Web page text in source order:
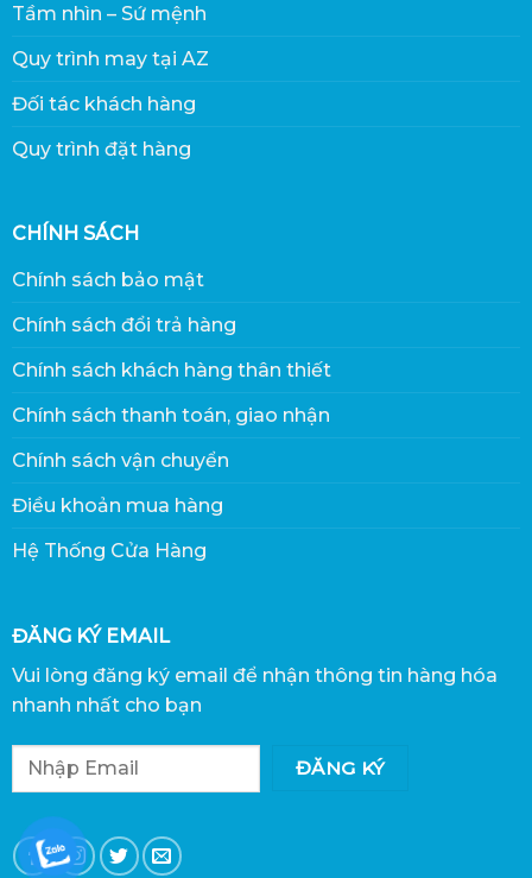
Tầm nhìn – Sứ mệnh
Quy trình may tại AZ
Đối tác khách hàng
Quy trình đặt hàng
CHÍNH SÁCH
Chính sách bảo mật
Chính sách đổi trả hàng
Chính sách khách hàng thân thiết
Chính sách thanh toán, giao nhận
Chính sách vận chuyển
Điều khoản mua hàng
Hệ Thống Cửa Hàng
ĐĂNG KÝ EMAIL
Vui lòng đăng ký email để nhận thông tin hàng hóa
nhanh nhất cho bạn